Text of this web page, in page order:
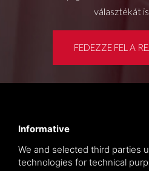
választékát
FEDEZZE FEL A
Informative
We and selected third parties
technologies for technical
Privacy policy